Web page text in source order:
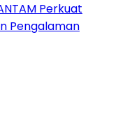
Perkuat
Pengalaman